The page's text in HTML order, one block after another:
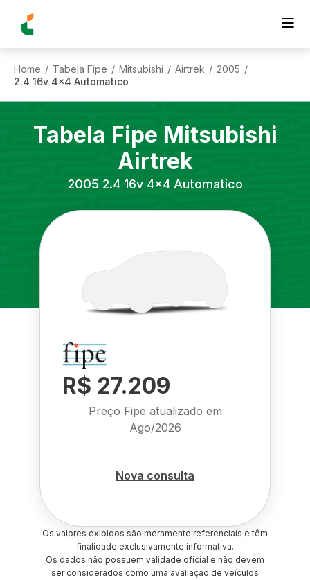
Home / Tabela Fipe / Mitsubishi / Airtrek / 2005 /
2.4 16v 4x4 Automatico
Tabela Fipe Mitsubishi
Airtrek
2005 2.4 16v 4x4 Automatico
R$ 27.209
Preço Fipe atualizado em
Ago/2026
Nova consulta
Os valores exibidos são meramente referenciais e têm
finalidade exclusivamente informativa.
Os dados não possuem validade oficial e não devem
ser considerados como uma avaliação de veículos